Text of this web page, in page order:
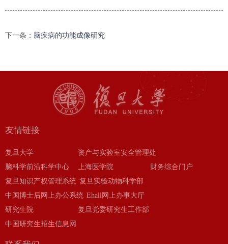
下一条： 脑疾病的功能成像研究
友情链接
复旦大学
资产与实验室安全管理处
脑科学前沿科学中心
上海医学院
财务综合门户
复旦知识产权管理系统 复旦实验动物科学部
中国博士后网上办公系统 Ehall网上办事大厅
研究生院
复旦党委研究生工作部
中国研究生招生信息网